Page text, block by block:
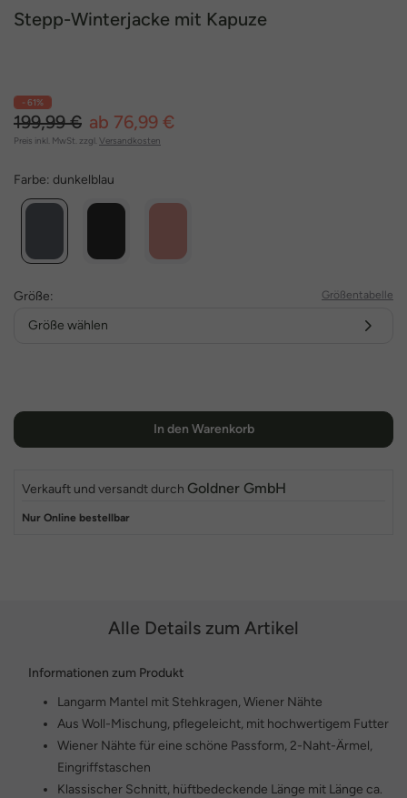
Stepp-Winterjacke mit Kapuze
- 61%
199,99 € ab 76,99 €
Preis inkl. MwSt. zzgl. Versandkosten
Farbe: dunkelblau
Größe: Größentabelle
Größe wählen
In den Warenkorb
Verkauft und versandt durch Goldner GmbH
Nur Online bestellbar
Alle Details zum Artikel
Informationen zum Produkt
Langarm Mantel mit Stehkragen, Wiener Nähte
Aus Woll-Mischung, pflegeleicht, mit hochwertigem Futter
Wiener Nähte für eine schöne Passform, 2-Naht-Ärmel,
Eingriffstaschen
Klassischer Schnitt, hüftbedeckende Länge mit Länge ca.